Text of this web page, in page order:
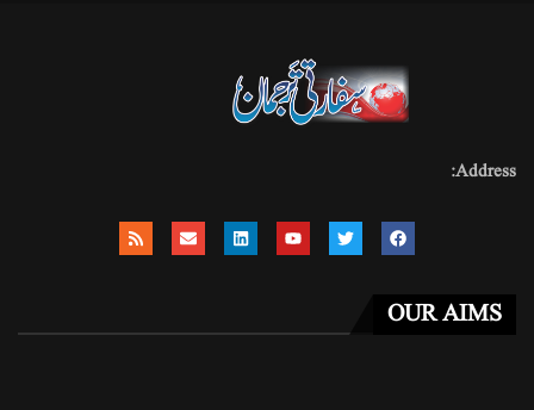
Address:
OUR AIMS